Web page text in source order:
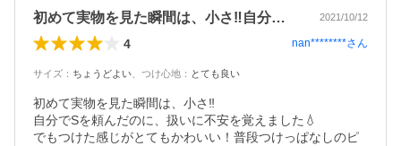
初めて実物を見た瞬間は、小さ‼️自分で… 2021/10/12
4 nan********さん
サイズ ： ちょうどよい つけ心地 ： とても良い
初めて実物を見た瞬間は、小さ‼️
自分でSを頼んだのに、扱いに不安を覚えました💧
でもつけた感じがとてもかわいい！普段つけっぱなしのピ